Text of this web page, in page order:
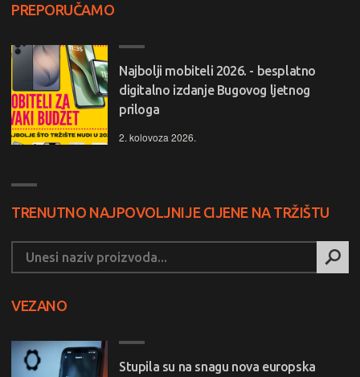
PREPORUČAMO
Najbolji mobiteli 2026. - besplatno
digitalno izdanje Bugovog ljetnog
priloga
2. kolovoza 2026.
TRENUTNO NAJPOVOLJNIJE CIJENE NA TRŽIŠTU
VEZANO
Stupila su na snagu nova europska